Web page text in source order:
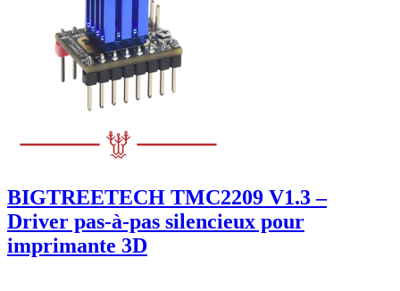
BIGTREETECH TMC2209 V1.3 –
Driver pas-à-pas silencieux pour
imprimante 3D